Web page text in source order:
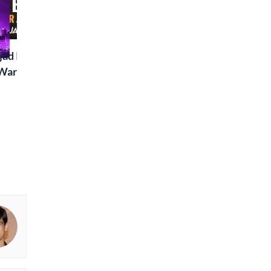
Islaam Amjad
Poetry and a